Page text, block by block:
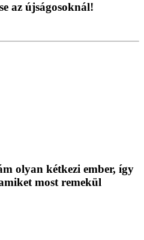
az újságosoknál!
olyan kétkezi ember, így
most remekül